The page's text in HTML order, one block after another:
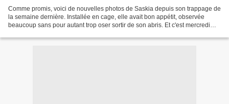
Comme promis, voici de nouvelles photos de Saskia depuis son trappage de
la semaine dernière. Installée en cage, elle avait bon appétit, observée
beaucoup sans pour autant trop oser sortir de son abris. Et c'est mercredi